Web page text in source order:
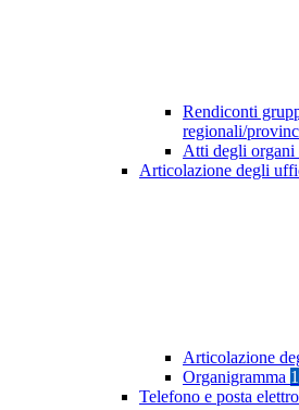
Rendiconti
regionali/
Atti degli
Articolazione degli
Articolazione
Organigramma 1
Telefono e posta